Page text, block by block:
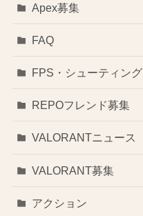
Apex募集
FAQ
FPS・シューティング
REPOフレンド募集
VALORANTニュース
VALORANT募集
アクション